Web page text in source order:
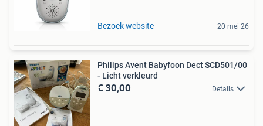
Bezoek website 20 mei 26
Philips Avent Babyfoon Dect SCD501/00
- Licht verkleurd
€ 30,00 Details